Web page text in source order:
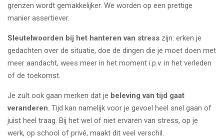
grenzen wordt gemakkelijker. We worden op een prettige
manier assertiever.
Sleutelwoorden bij het hanteren van stress zijn: erken je
gedachten over de situatie, doe de dingen die je moet doen met
meer aandacht, wees meer in het moment i.p.v. in het verleden
of de toekomst.
Je zult ook gaan merken dat je beleving van tijd gaat
veranderen. Tijd kan namelijk voor je gevoel heel snel gaan of
juist heel traag. Bij het wel of niet ervaren van stress, op je
werk, op school of privé, maakt dit veel verschil.